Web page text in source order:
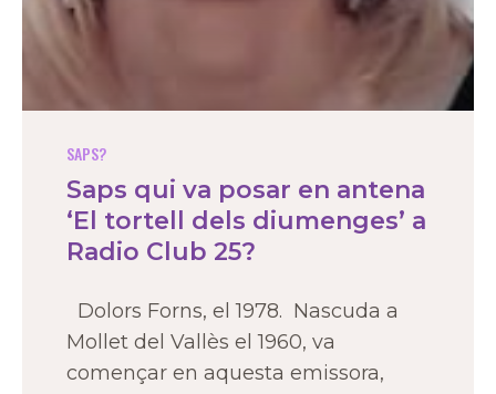
SAPS?
Saps qui va posar en antena
‘El tortell dels diumenges’ a
Radio Club 25?
Dolors Forns, el 1978. Nascuda a
Mollet del Vallès el 1960, va
començar en aquesta emissora,